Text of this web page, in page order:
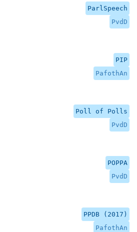
ParlSpeech
PvdD
PIP
PafothAn
Poll of Polls
PvdD
POPPA
PvdD
PPDB (2017)
PafothAn